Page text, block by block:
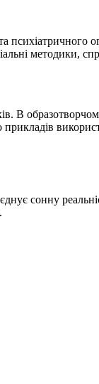
методики,
В
сонну